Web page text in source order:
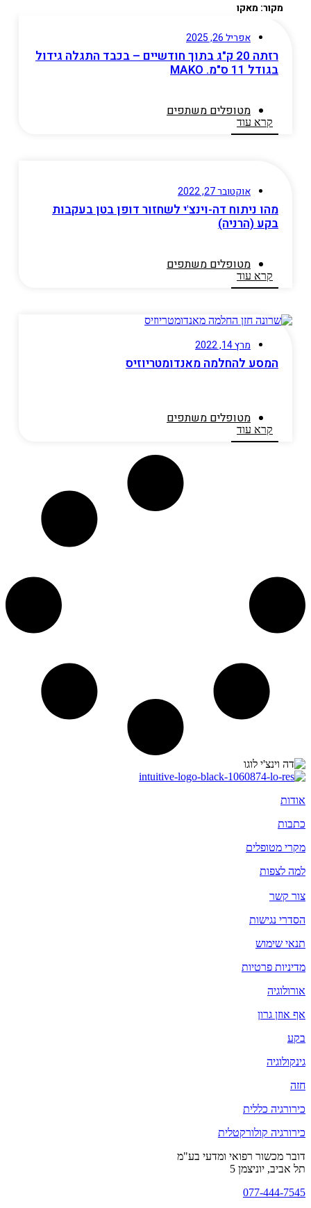
מקור: מאקו
אפריל 26, 2025
רזתה 20 ק"ג בתוך חודשיים – בכבד התגלה גידול
בגודל 11 ס"מ. MAKO
מטופלים משתפים​
קרא עוד
אוקטובר 27, 2022
מהו ניתוח דה-וינצ'י לשחזור דופן בטן בעקבות
בקע (הרניה)
מטופלים משתפים​
קרא עוד
מרץ 14, 2022
המסע להחלמה מאנדומטריוזיס
מטופלים משתפים​
קרא עוד
אודות
כתבות
מקרי מטופלים
למה לצפות
צור קשר
הסדרי נגישות
תנאי שימוש
מדיניות פרטיות
אורולוגיה
אף אוזן גרון
בקע
גינקולוגיה
חזה
כירורגיה כללית
כירורגיה קולורקטלית
דובר מכשור רפואי ומדעי בע"מ
תל אביב, יוניצמן 5
077-444-7545